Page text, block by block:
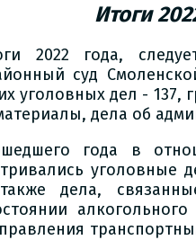
Итоги
2022 года,
суд
уголовных дел - 137,
дела об
года в
уголовные
дела,